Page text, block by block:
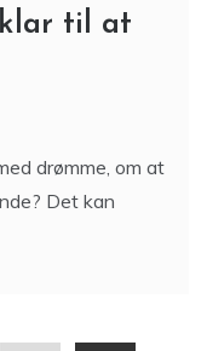
til at
drømme, om at
Det kan